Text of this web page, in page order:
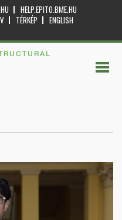
HELP.EPITO.BME.HU
TÉRKÉP
ENGLISH